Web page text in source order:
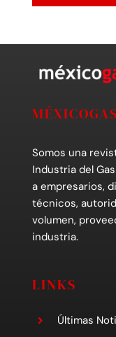
MÉXICOGAS
Somos una
Industria del
a empresarios,
técnicos,
volumen,
industria.
LINKS
Últimas